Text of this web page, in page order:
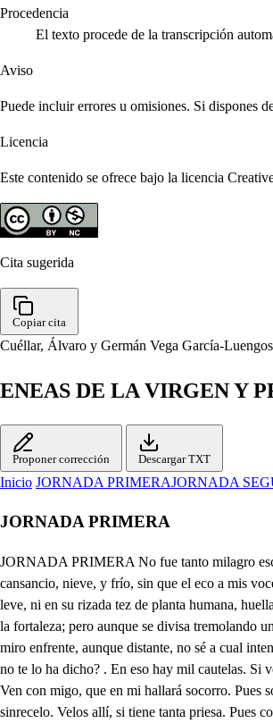
Procedencia
El texto procede de la transcripción
Aviso
Puede incluir errores u omisiones. Si dispones
Licencia
Este contenido se ofrece bajo la licencia
Cita sugerida
Copiar cita
Cuéllar, Álvaro y Germán Vega García-
ENEAS DE LA VIRGEN Y
Proponer corrección Descargar TXT
Inicio JORNADA PRIMERAJORNADA
JORNADA PRIMERA
JORNADA PRIMERA No fue tanto milagro escapar vivo del furor, y el enojó vengativo; de todo un pueblo, sin razón airado, como el haber la vida sustentado cuatro días, y más el valor mío, a pesar del cansancio, nieve, y frío, sin que el eco a mis voces dé respuesta. desde el día primero, que entre en esta Pirínea montaña, que de Francia divide nuestra España, mas me aflige la nieve, pues no descubre senda la más leve, ni en su rizada tez de planta humana, huella ninguna, mi esperanza es vana: mas si a caso no ha sido loído, a vista, ye o antojo del deseo, voces escucho, y un castillo veo, a quien naturaleza en su planta le dio la fortaleza; pero aunque se divisa tremolando una bandera en él culebreando en la región vacia, no alcanza a distinguir la vista mía, para saber el dueño, seña alguna de roja Cruz, ni blanca media Luna: mas otro miro enfrente, aunque distante, no sé a cual intente irme acercando; pero pasos siento. No ha de alcanzarme, aunque me siga el viento. Hombre detente. . Pese a mi linaje: mas usted no es Cristiano? . Pues el traje no te lo ha dicho? . En eso hay mil cautelas. Si ves un hombre solo, qué recelas? Déjeme huir ahora, que la llevan cautiva a mi señora diez Moros. . Pues de numero tan poco la dejas cautivar? . Este hombre es loco. Ven con migo, que en mi hallará socorro. Pues socorrala usted mientras yo corro. Sígueme. . Son diez Moros muy feroces. Soldados, Don Gastón. . Siga sus voces, que las pone en el Cielo. Covarde, ven conmigo sinrecelo. Velos allí, si tiene tanta priesa. Pues con las vidas dejarán la presa. . Hombre, no busques tu muerte, el está desesperado, o es loco sin duda alguna: mas ya le han visto los galgos, y teniéndole por liebre, le esperan, quizá juzgando, que huye de ellos: pobre loco; pero ya puestos al paso le cercan: Dios te perdone. Ríndete presto, Cristiano, o morirao. . . Deja ros la presa. . De un pantuslazo dio con uno en el infierno. Muera otro se llevó el diablo. Huid canalla. . Y van tres. Oh Mahoma! . Ya va cuatro, no debe de estar muy loco, pues que no da golpe en vago. Los demás ya le dejaran, mas él no quiere desarlos: ahora entra bien mi ayuda; pero ya como venados se emboscan por la espesura, uno viene aquí ladrando, en esta mata le espero, para darle su recado. Salgamos de la montaña Zulema. . Para qué entraron? Ay que me han muerto. .